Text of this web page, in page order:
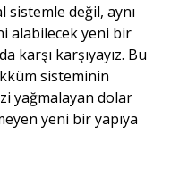
sistemle değil, aynı
alabilecek yeni bir
karşı karşıyayız. Bu
sisteminin
yağmalayan dolar
yeni bir yapıya